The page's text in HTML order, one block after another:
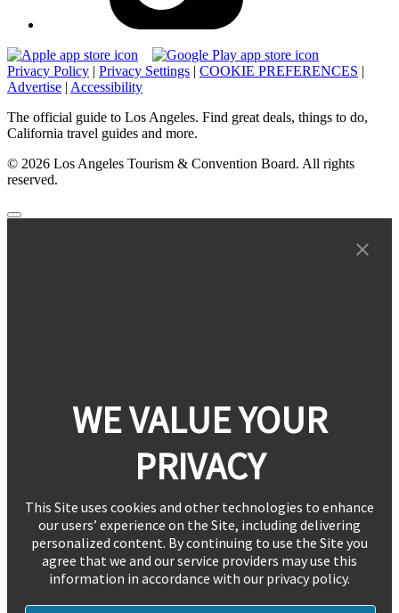
Privacy Policy | Privacy Settings | COOKIE PREFERENCES |
Advertise | Accessibility
The official guide to Los Angeles. Find great deals, things to do,
California travel guides and more.
© 2026 Los Angeles Tourism & Convention Board. All rights
reserved.
WE VALUE YOUR
PRIVACY
This Site uses cookies and other technologies to enhance
our users’ experience on the Site, including delivering
personalized content. By continuing to use the Site you
agree that we and our service providers may use this
information in accordance with our privacy policy.